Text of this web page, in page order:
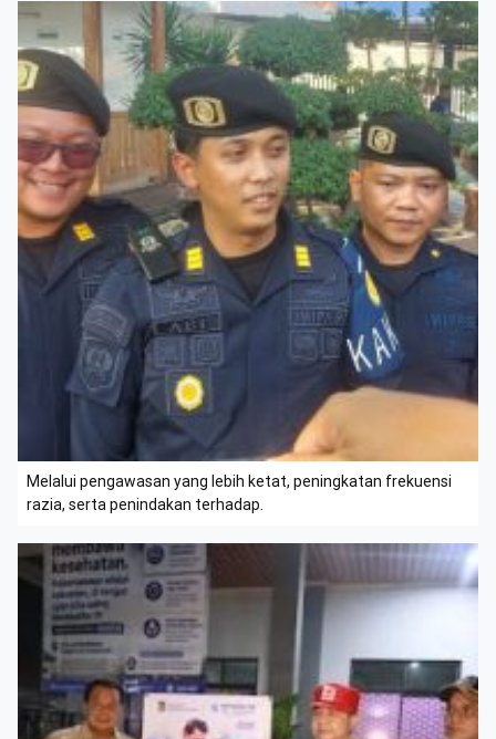
Melalui pengawasan yang lebih ketat, peningkatan frekuensi
razia, serta penindakan terhadap.